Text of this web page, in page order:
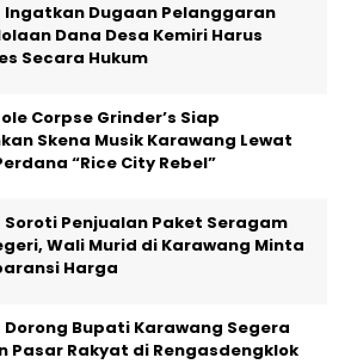
Ingatkan Dugaan Pelanggaran
Dana Desa Kemiri Harus
Secara Hukum
Corpse Grinder’s Siap
Skena Musik Karawang Lewat
“Rice City Rebel”
Soroti Penjualan Paket Seragam
Wali Murid di Karawang Minta
Harga
Dorong Bupati Karawang Segera
Pasar Rakyat di Rengasdengklok